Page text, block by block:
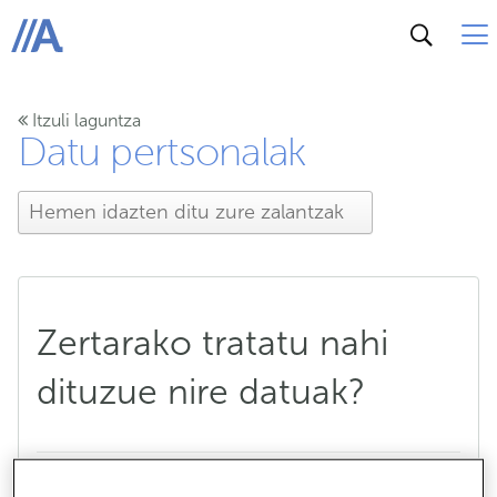
ABANCA
Itzuli laguntza
Datu pertsonalak
Zertarako tratatu nahi
dituzue nire datuak?